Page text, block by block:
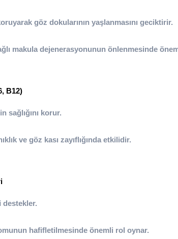
göz dokularının yaşlanmasını geciktirir.
makula dejenerasyonunun önlenmesinde
B12)
sağlığını korur.
ve göz kası zayıflığında etkilidir.
destekler.
hafifletilmesinde önemli rol oynar.